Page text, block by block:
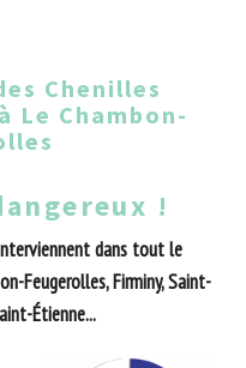
Chenilles
Le Chambon-
!
dans tout le
Feugerolles, Firminy, Saint-
Étienne...